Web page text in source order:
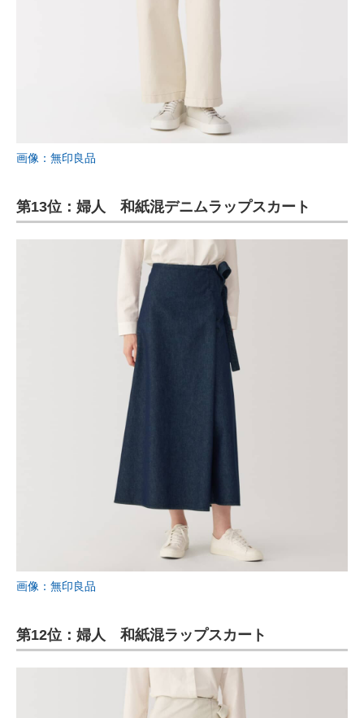
画像：無印良品
第13位：婦人 和紙混デニムラップスカート
画像：無印良品
第12位：婦人 和紙混ラップスカート